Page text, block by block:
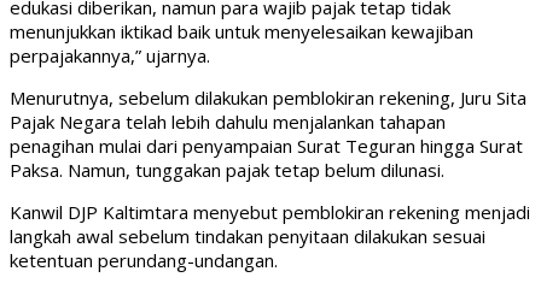
edukasi diberikan, namun para wajib pajak tetap tidak
menunjukkan iktikad baik untuk menyelesaikan kewajiban
perpajakannya,” ujarnya.
Menurutnya, sebelum dilakukan pemblokiran rekening, Juru Sita
Pajak Negara telah lebih dahulu menjalankan tahapan
penagihan mulai dari penyampaian Surat Teguran hingga Surat
Paksa. Namun, tunggakan pajak tetap belum dilunasi.
Kanwil DJP Kaltimtara menyebut pemblokiran rekening menjadi
langkah awal sebelum tindakan penyitaan dilakukan sesuai
ketentuan perundang-undangan.